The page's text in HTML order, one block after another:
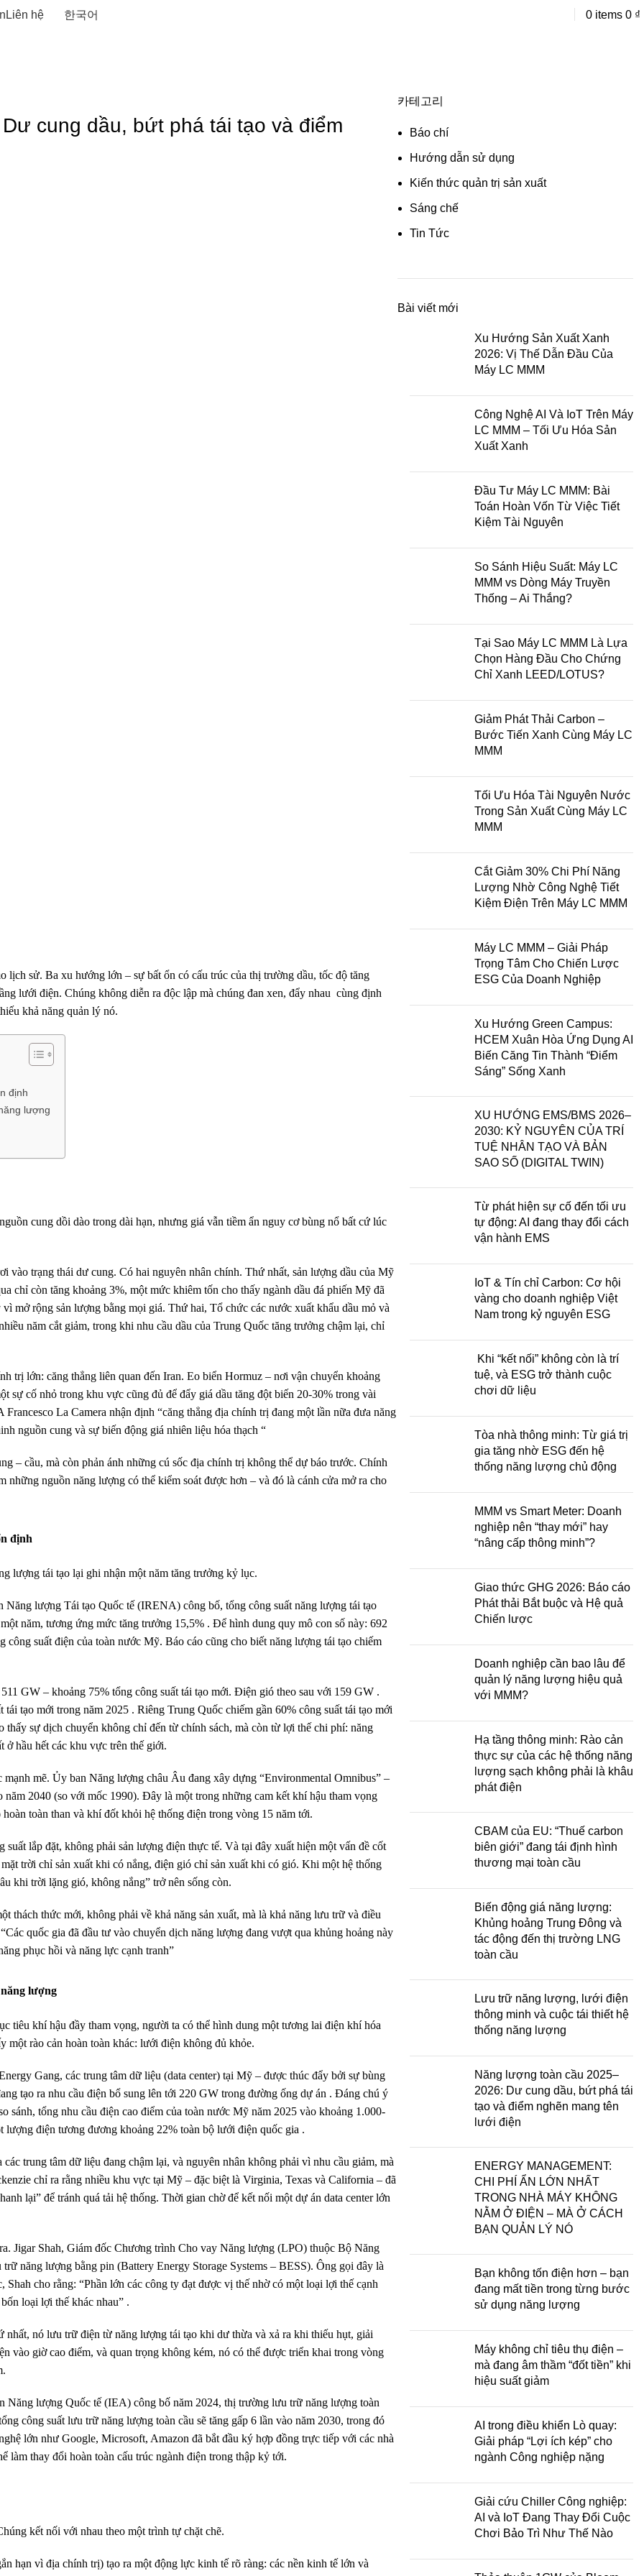
Liên hệ 한국어 0 items 0 ₫
cung dầu, bứt phá tái tạo và điểm
sử. Ba xu hướng lớn – sự bất ổn có cấu trúc của thị trường dầu, tốc độ tăng
lưới điện. Chúng không diễn ra độc lập mà chúng đan xen, đẩy nhau cùng định
khả năng quản lý nó.
định
lượng
cung dồi dào trong dài hạn, nhưng giá vẫn tiềm ẩn nguy cơ bùng nổ bất cứ lúc
vào trạng thái dư cung. Có hai nguyên nhân chính. Thứ nhất, sản lượng dầu của Mỹ
chỉ còn tăng khoảng 3%, một mức khiêm tốn cho thấy ngành dầu đá phiến Mỹ đã
mở rộng sản lượng bằng mọi giá. Thứ hai, Tổ chức các nước xuất khẩu dầu mỏ và
năm cắt giảm, trong khi nhu cầu dầu của Trung Quốc tăng trưởng chậm lại, chỉ
trị lớn: căng thẳng liên quan đến Iran. Eo biển Hormuz – nơi vận chuyển khoảng
sự cố nhỏ trong khu vực cũng đủ để đẩy giá dầu tăng đột biến 20-30% trong vài
La Camera nhận định “căng thẳng địa chính trị đang một lần nữa đưa năng
nguồn cung và sự biến động giá nhiên liệu hóa thạch “
– cầu, mà còn phản ánh những cú sốc địa chính trị không thể dự báo trước. Chính
nguồn năng lượng có thể kiểm soát được hơn – và đó là cánh cửa mở ra cho
định
lượng tái tạo lại ghi nhận một năm tăng trưởng kỷ lục.
Năng lượng Tái tạo Quốc tế (IRENA) công bố, tổng công suất năng lượng tái tạo
năm, tương ứng mức tăng trưởng 15,5% . Để hình dung quy mô con số này: 692
suất điện của toàn nước Mỹ. Báo cáo cũng cho biết năng lượng tái tạo chiếm
GW – khoảng 75% tổng công suất tái tạo mới. Điện gió theo sau với 159 GW .
tạo mới trong năm 2025 . Riêng Trung Quốc chiếm gần 60% công suất tái tạo mới
sự dịch chuyển không chỉ đến từ chính sách, mà còn từ lợi thế chi phí: năng
ở hầu hết các khu vực trên thế giới.
mẽ. Ủy ban Năng lượng châu Âu đang xây dựng “Environmental Omnibus” –
2040 (so với mốc 1990). Đây là một trong những cam kết khí hậu tham vọng
toàn than và khí đốt khỏi hệ thống điện trong vòng 15 năm tới.
lắp đặt, không phải sản lượng điện thực tế. Và tại đây xuất hiện một vấn đề cốt
trời chỉ sản xuất khi có nắng, điện gió chỉ sản xuất khi có gió. Khi một hệ thống
khi trời lặng gió, không nắng” trở nên sống còn.
thách thức mới, không phải về khả năng sản xuất, mà là khả năng lưu trữ và điều
quốc gia đã đầu tư vào chuyển dịch năng lượng đang vượt qua khủng hoảng này
phục hồi và năng lực cạnh tranh”
lượng
tiêu khí hậu đầy tham vọng, người ta có thể hình dung một tương lai điện khí hóa
rào cản hoàn toàn khác: lưới điện không đủ khỏe.
Gang, các trung tâm dữ liệu (data center) tại Mỹ – được thúc đẩy bởi sự bùng
tạo ra nhu cầu điện bổ sung lên tới 220 GW trong đường ống dự án . Đáng chú ý
sánh, tổng nhu cầu điện cao điểm của toàn nước Mỹ năm 2025 vào khoảng 1.000-
lượng điện tương đương khoảng 22% toàn bộ lưới điện quốc gia .
trung tâm dữ liệu đang chậm lại, và nguyên nhân không phải vì nhu cầu giảm, mà
chỉ ra rằng nhiều khu vực tại Mỹ – đặc biệt là Virginia, Texas và California – đã
lại” để tránh quá tải hệ thống. Thời gian chờ để kết nối một dự án data center lớn
Jigar Shah, Giám đốc Chương trình Cho vay Năng lượng (LPO) thuộc Bộ Năng
năng lượng bằng pin (Battery Energy Storage Systems – BESS). Ông gọi đây là
cho rằng: “Phần lớn các công ty đạt được vị thế nhờ có một loại lợi thế cạnh
loại lợi thế khác nhau” .
nó lưu trữ điện từ năng lượng tái tạo khi dư thừa và xả ra khi thiếu hụt, giải
vào giờ cao điểm, và quan trọng không kém, nó có thể được triển khai trong vòng
Năng lượng Quốc tế (IEA) công bố năm 2024, thị trường lưu trữ năng lượng toàn
công suất lưu trữ năng lượng toàn cầu sẽ tăng gấp 6 lần vào năm 2030, trong đó
lớn như Google, Microsoft, Amazon đã bắt đầu ký hợp đồng trực tiếp với các nhà
làm thay đổi hoàn toàn cấu trúc ngành điện trong thập kỷ tới.
kết nối với nhau theo một trình tự chặt chẽ.
hạn vì địa chính trị) tạo ra một động lực kinh tế rõ ràng: các nền kinh tế lớn và
카테고리
Báo chí
Hướng dẫn sử dụng
Kiến thức quản trị sản xuất
Sáng chế
Tin Tức
Bài viết mới
Xu Hướng Sản Xuất Xanh
2026: Vị Thế Dẫn Đầu Của
Máy LC MMM
Công Nghệ AI Và IoT Trên Máy
LC MMM – Tối Ưu Hóa Sản
Xuất Xanh
Đầu Tư Máy LC MMM: Bài
Toán Hoàn Vốn Từ Việc Tiết
Kiệm Tài Nguyên
So Sánh Hiệu Suất: Máy LC
MMM vs Dòng Máy Truyền
Thống – Ai Thắng?
Tại Sao Máy LC MMM Là Lựa
Chọn Hàng Đầu Cho Chứng
Chỉ Xanh LEED/LOTUS?
Giảm Phát Thải Carbon –
Bước Tiến Xanh Cùng Máy LC
MMM
Tối Ưu Hóa Tài Nguyên Nước
Trong Sản Xuất Cùng Máy LC
MMM
Cắt Giảm 30% Chi Phí Năng
Lượng Nhờ Công Nghệ Tiết
Kiệm Điện Trên Máy LC MMM
Máy LC MMM – Giải Pháp
Trọng Tâm Cho Chiến Lược
ESG Của Doanh Nghiệp
Xu Hướng Green Campus:
HCEM Xuân Hòa Ứng Dụng AI
Biến Căng Tin Thành “Điểm
Sáng” Sống Xanh
XU HƯỚNG EMS/BMS 2026–
2030: KỶ NGUYÊN CỦA TRÍ
TUỆ NHÂN TẠO VÀ BẢN
SAO SỐ (DIGITAL TWIN)
Từ phát hiện sự cố đến tối ưu
tự động: AI đang thay đổi cách
vận hành EMS
IoT & Tín chỉ Carbon: Cơ hội
vàng cho doanh nghiệp Việt
Nam trong kỷ nguyên ESG
Khi “kết nối” không còn là trí
tuệ, và ESG trở thành cuộc
chơi dữ liệu
Tòa nhà thông minh: Từ giá trị
gia tăng nhờ ESG đến hệ
thống năng lượng chủ động
MMM vs Smart Meter: Doanh
nghiệp nên “thay mới” hay
“nâng cấp thông minh”?
Giao thức GHG 2026: Báo cáo
Phát thải Bắt buộc và Hệ quả
Chiến lược
Doanh nghiệp cần bao lâu để
quản lý năng lượng hiệu quả
với MMM?
Hạ tầng thông minh: Rào cản
thực sự của các hệ thống năng
lượng sạch không phải là khâu
phát điện
CBAM của EU: “Thuế carbon
biên giới” đang tái định hình
thương mại toàn cầu
Biến động giá năng lượng:
Khủng hoảng Trung Đông và
tác động đến thị trường LNG
toàn cầu
Lưu trữ năng lượng, lưới điện
thông minh và cuộc tái thiết hệ
thống năng lượng
Năng lượng toàn cầu 2025–
2026: Dư cung dầu, bứt phá tái
tạo và điểm nghẽn mang tên
lưới điện
ENERGY MANAGEMENT:
CHI PHÍ ẨN LỚN NHẤT
TRONG NHÀ MÁY KHÔNG
NẰM Ở ĐIỆN – MÀ Ở CÁCH
BẠN QUẢN LÝ NÓ
Bạn không tốn điện hơn – bạn
đang mất tiền trong từng bước
sử dụng năng lượng
Máy không chỉ tiêu thụ điện –
mà đang âm thầm “đốt tiền” khi
hiệu suất giảm
AI trong điều khiển Lò quay:
Giải pháp “Lợi ích kép” cho
ngành Công nghiệp nặng
Giải cứu Chiller Công nghiệp:
AI và IoT Đang Thay Đổi Cuộc
Chơi Bảo Trì Như Thế Nào